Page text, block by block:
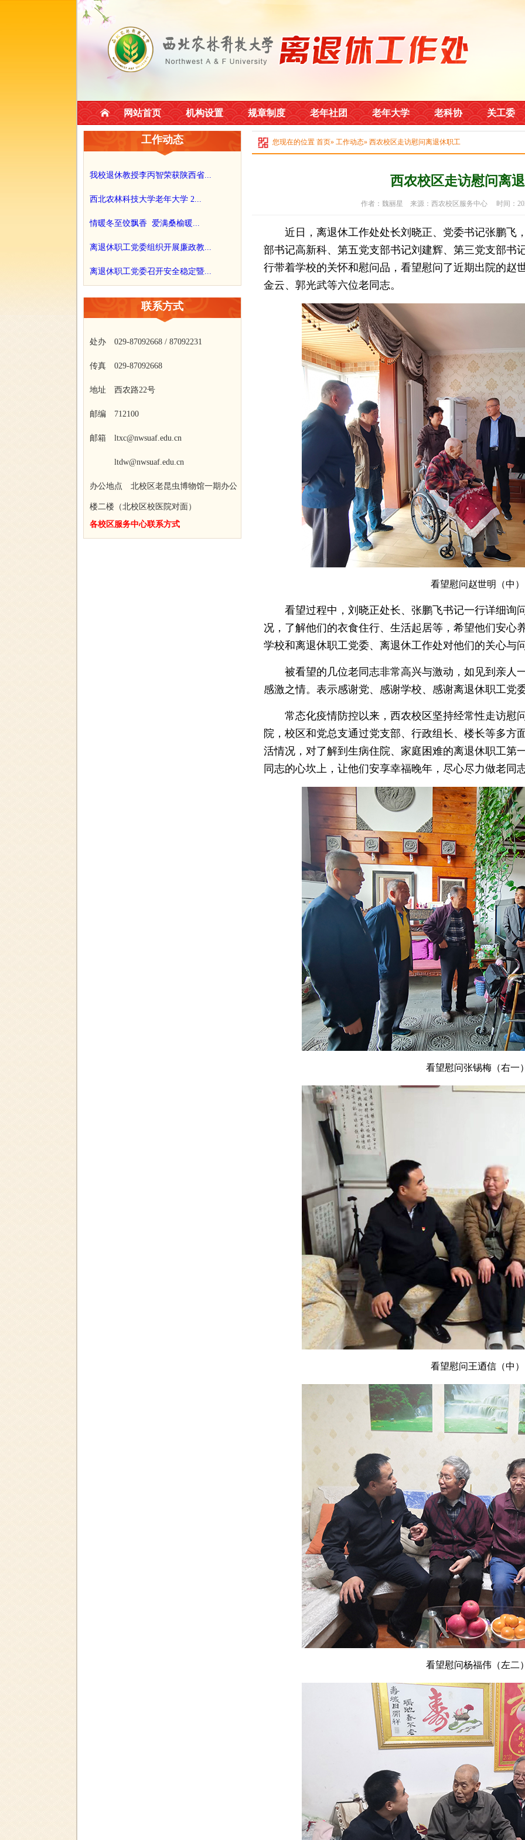
网站首页 机构设置 规章制度 老年社团 老年大学 老科协 关工委
工作动态
我校退休教授李丙智荣获陕西省...
西北农林科技大学老年大学 2...
情暖冬至饺飘香 爱满桑榆暖...
离退休职工党委组织开展廉政教...
离退休职工党委召开安全稳定暨...
联系方式
处办 029-87092668 / 87092231
传真 029-87092668
地址 西农路22号
邮编 712100
邮箱 ltxc@nwsuaf.edu.cn
ltdw@nwsuaf.edu.cn
办公地点 北校区老昆虫博物馆一期办公
楼二楼（北校区校医院对面）
各校区服务中心联系方式
您现在的位置 首页» 工作动态» 西农校区走访慰问离退休职工
西农校区走访慰问离
作者：魏丽星 来源：西农校区服务中心 时间：
近日，离退休工作处处长刘晓正、党委书记张鹏飞
部书记高新科、第五党支部书记刘建辉、第三党支部书
行带着学校的关怀和慰问品，看望慰问了近期出院的赵
金云、郭光武等六位老同志。
看望慰问赵世明（中）
看望过程中，刘晓正处长、张鹏飞书记一行详细询
况，了解他们的衣食住行、生活起居等，希望他们安心
学校和离退休职工党委、离退休工作处对他们的关心与
被看望的几位老同志非常高兴与激动，如见到亲人
感激之情。表示感谢党、感谢学校、感谢离退休职工党
常态化疫情防控以来，西农校区坚持经常性走访慰
院，校区和党总支通过党支部、行政组长、楼长等多方
活情况，对了解到生病住院、家庭困难的离退休职工第
同志的心坎上，让他们安享幸福晚年，尽心尽力做老同
看望慰问张锡梅（右一
看望慰问王迺信（中）
看望慰问杨福伟（左二